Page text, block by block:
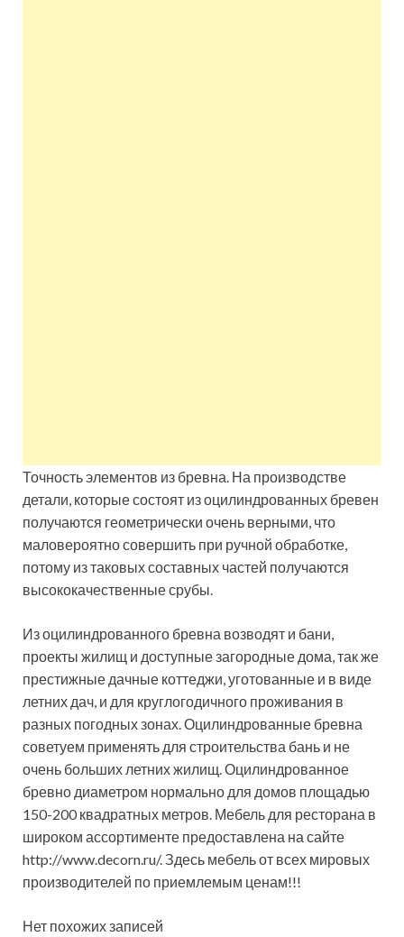
Точность элементов из бревна. На производстве
детали, которые состоят из оцилиндрованных бревен
получаются геометрически очень верными, что
маловероятно совершить при ручной обработке,
потому из таковых составных частей получаются
высококачественные срубы.
Из оцилиндрованного бревна возводят и бани,
проекты жилищ и доступные загородные дома, так же
престижные дачные коттеджи, уготованные и в виде
летних дач, и для круглогодичного проживания в
разных погодных зонах. Оцилиндрованные бревна
советуем применять для строительства бань и не
очень больших летних жилищ. Оцилиндрованное
бревно диаметром нормально для домов площадью
150-200 квадратных метров. Мебель для ресторана в
широком ассортименте предоставлена на сайте
http://www.decorn.ru/. Здесь мебель от всех мировых
производителей по приемлемым ценам!!!
Нет похожих записей